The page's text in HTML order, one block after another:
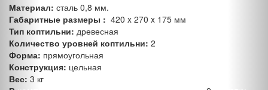
Материал: сталь 0,8 мм.
Габаритные размеры : 420 x 270 x 175 мм
Тип коптильни: древесная
Количество уровней коптильни: 2
Форма: прямоугольная
Конструкция: цельная
Вес: 3 кг